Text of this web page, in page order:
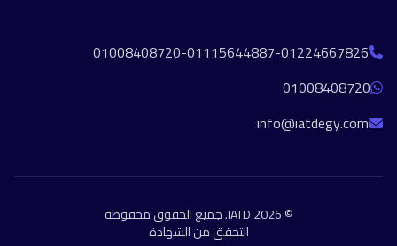
01008408720-01115644887-01224667826
01008408720
info@iatdegy.com
© 2026 IATD. جميع الحقوق محفوظة
التحقق من الشهادة